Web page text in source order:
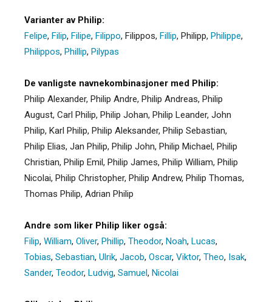
Varianter av Philip:
Felipe, Filip, Filipe, Filippo, Filippos, Fillip, Philipp, Philippe,
Philippos, Phillip, Pilypas
De vanligste navnekombinasjoner med Philip:
Philip Alexander, Philip Andre, Philip Andreas, Philip
August, Carl Philip, Philip Johan, Philip Leander, John
Philip, Karl Philip, Philip Aleksander, Philip Sebastian,
Philip Elias, Jan Philip, Philip John, Philip Michael, Philip
Christian, Philip Emil, Philip James, Philip William, Philip
Nicolai, Philip Christopher, Philip Andrew, Philip Thomas,
Thomas Philip, Adrian Philip
Andre som liker Philip liker også:
Filip, William, Oliver, Phillip, Theodor, Noah, Lucas,
Tobias, Sebastian, Ulrik, Jacob, Oscar, Viktor, Theo, Isak,
Sander, Teodor, Ludvig, Samuel, Nicolai